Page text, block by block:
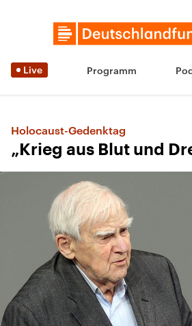
Live Programm
Holocaust-Gedenktag
„Krieg aus Blut und